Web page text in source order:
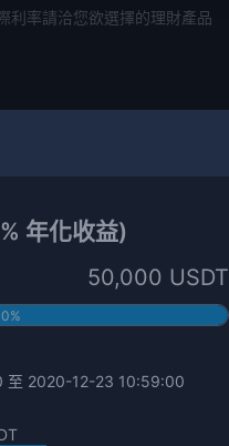
利率請洽您欲選擇的理財產品
年化收益)
50,000 USDT
至 2020-12-23 10:59:00